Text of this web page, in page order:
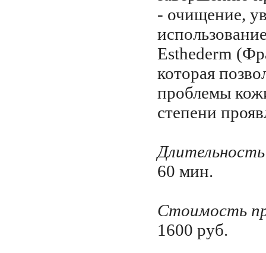
- очищение,
Esthederm
которая
проблемы
степени
60 мин.
Стоимость
1600 руб.